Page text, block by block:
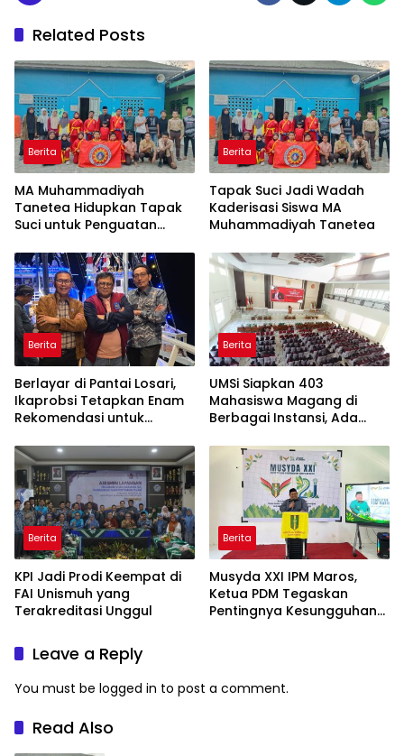
Related Posts
Berita
MA Muhammadiyah
Tanetea Hidupkan Tapak
Suci untuk Penguatan
Berita
Tapak Suci Jadi Wadah
Kaderisasi Siswa MA
Muhammadiyah Tanetea
Berita
Berlayar di Pantai Losari,
Ikaprobsi Tetapkan Enam
Rekomendasi untuk
Berita
UMSi Siapkan 403
Mahasiswa Magang di
Berbagai Instansi, Ada
Taiwan
Berita
KPI Jadi Prodi Keempat di
FAI Unismuh yang
Terakreditasi Unggul
Berita
Musyda XXI IPM Maros,
Ketua PDM Tegaskan
Pentingnya Kesungguhan
Leave a Reply
You must be logged in to post a comment.
Read Also